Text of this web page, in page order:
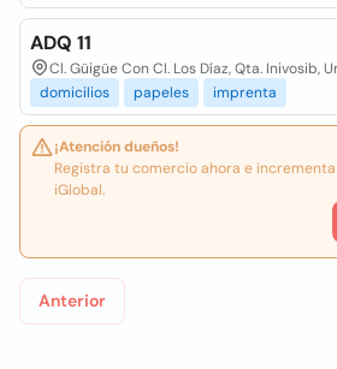
ADQ 11
Cl. Güigüe Con Cl. Los Díaz, Qta. Inivosib,
domicilios
papeles imprenta
¡Atención dueños!
Registra tu comercio ahora e
iGlobal.
Anterior